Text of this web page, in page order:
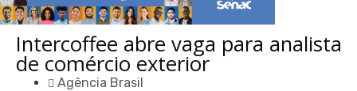
Intercoffee abre vaga para analista
de comércio exterior
Agência Brasil